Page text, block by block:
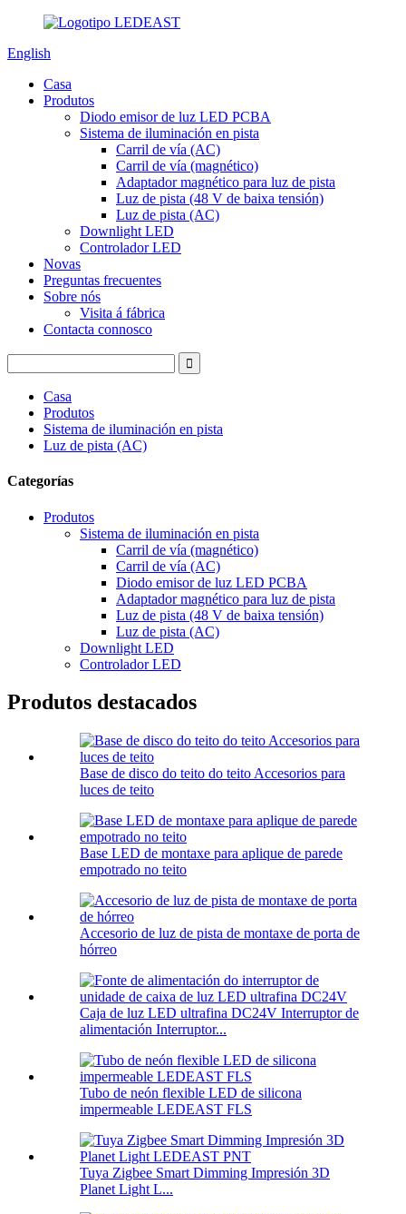
English
Casa
Produtos
Diodo emisor de luz LED PCBA
Sistema de iluminación en pista
Carril de vía (AC)
Carril de vía (magnético)
Adaptador magnético para luz de pista
Luz de pista (48 V de baixa tensión)
Luz de pista (AC)
Downlight LED
Controlador LED
Novas
Preguntas frecuentes
Sobre nós
Visita á fábrica
Contacta connosco
Casa
Produtos
Sistema de iluminación en pista
Luz de pista (AC)
Categorías
Produtos
Sistema de iluminación en pista
Carril de vía (magnético)
Carril de vía (AC)
Diodo emisor de luz LED PCBA
Adaptador magnético para luz de pista
Luz de pista (48 V de baixa tensión)
Luz de pista (AC)
Downlight LED
Controlador LED
Produtos destacados
Base de disco do teito do teito Accesorios para
luces de teito
Base LED de montaxe para aplique de parede
empotrado no teito
Accesorio de luz de pista de montaxe de porta de
hórreo
Caja de luz LED ultrafina DC24V Interruptor de
alimentación Interruptor...
Tubo de neón flexible LED de silicona
impermeable LEDEAST FLS
Tuya Zigbee Smart Dimming Impresión 3D
Planet Light L...